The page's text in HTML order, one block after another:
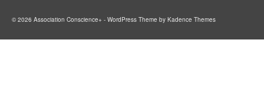
© 2026 Association Conscience+ - WordPress Theme by Kadence Themes